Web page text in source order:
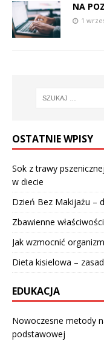
NA
1
OSTATNIE WPISY
Sok z trawy
w diecie
Dzień Bez Makijażu –
Zbawienne
Jak wzmocnić
Dieta kisielowa –
EDUKACJA
Nowoczesne metody
podstawowej